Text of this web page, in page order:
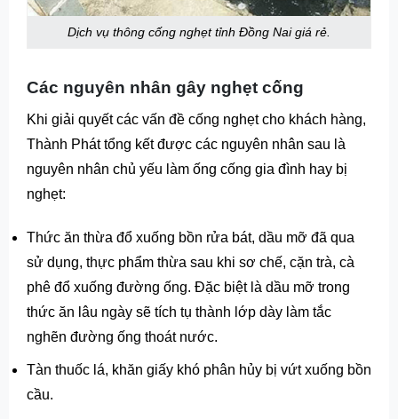
Dịch vụ thông cống nghẹt tỉnh Đồng Nai giá rẻ.
Các nguyên nhân gây nghẹt cống
Khi giải quyết các vấn đề cống nghẹt cho khách hàng,
Thành Phát tổng kết được các nguyên nhân sau là
nguyên nhân chủ yếu làm ống cống gia đình hay bị
nghẹt:
Thức ăn thừa đổ xuống bồn rửa bát, dầu mỡ đã qua
sử dụng, thực phẩm thừa sau khi sơ chế, cặn trà, cà
phê đổ xuống đường ống. Đặc biệt là dầu mỡ trong
thức ăn lâu ngày sẽ tích tụ thành lớp dày làm tắc
nghẽn đường ống thoát nước.
Tàn thuốc lá, khăn giấy khó phân hủy bị vứt xuống bồn
cầu.